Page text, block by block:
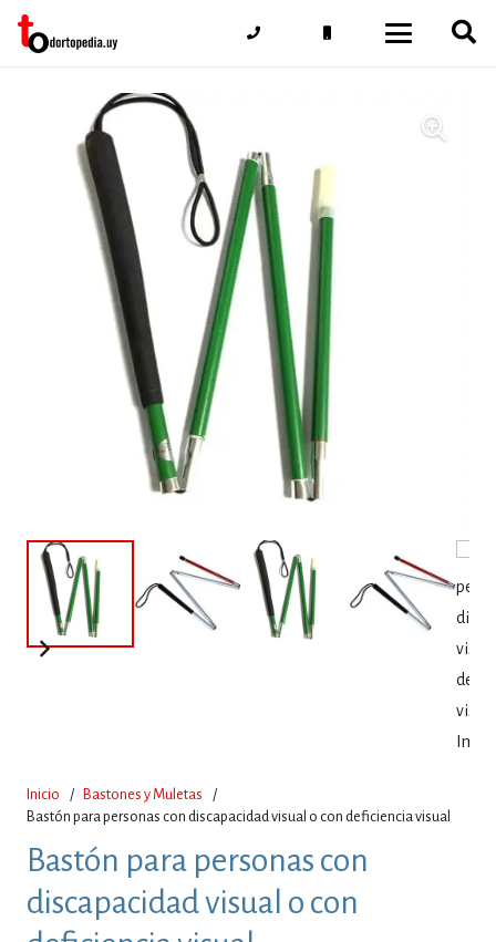
Inicio / Bastones y Muletas
/
Bastón para personas con discapacidad visual o con deficiencia visual
Bastón para personas con
discapacidad visual o con